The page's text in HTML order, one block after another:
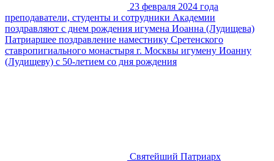
23 февраля 2024 года
преподаватели, студенты и сотрудники Академии
поздравляют с днем рождения игумена Иоанна (Лудищева)
Патриаршее поздравление наместнику Сретенского
ставропигиального монастыря г. Москвы игумену Иоанну
(Лудищеву) с 50-летием со дня рождения
Святейший Патриарх